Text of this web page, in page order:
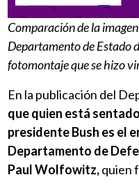
Comparación de la
Departamento de Estado
fotomontaje que se hizo
En la publicación del
que quien está
presidente Bush es el
Departamento de
Paul Wolfowitz,quien